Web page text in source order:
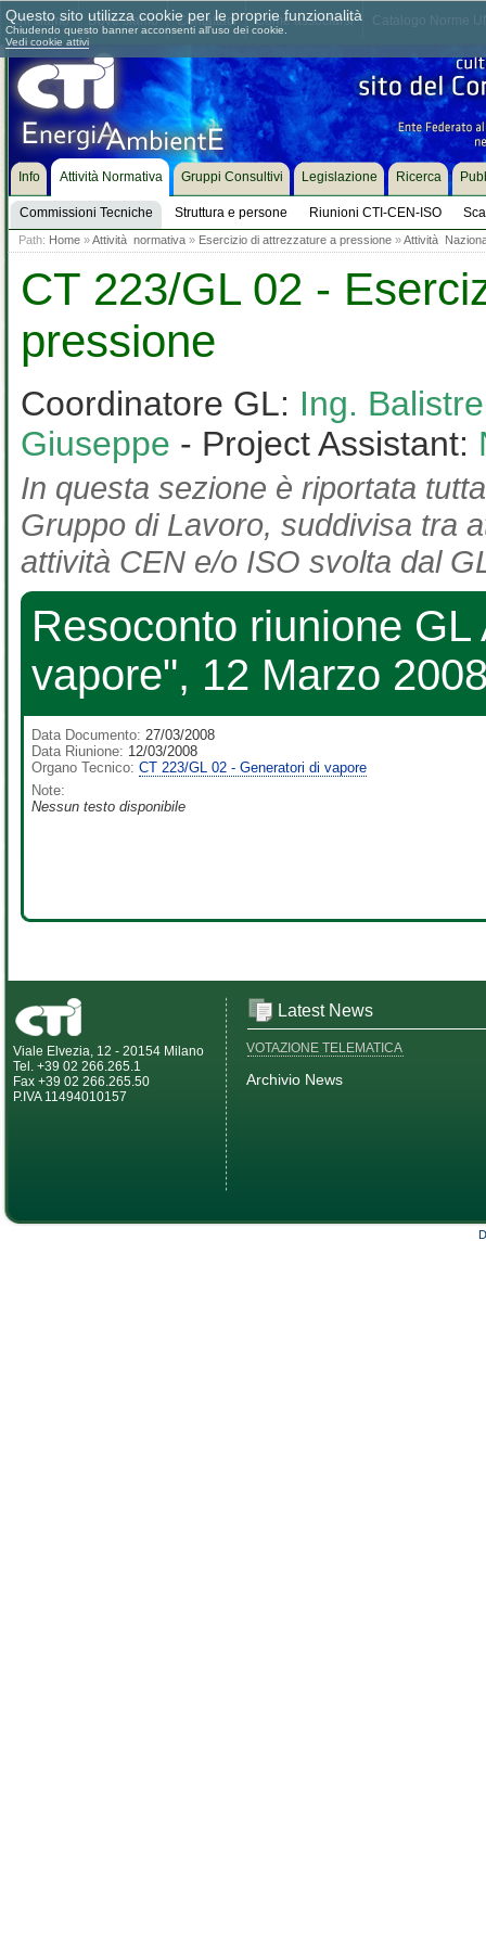
Chi siamo Dove siamo Contattaci Come associarsi
Info Attività Normativa
Commissioni Tecniche Struttura e persone Riunioni CTI-CEN-ISO
Gruppi Consultivi Legislazione Ricerca
Path: Home »Attività normativa » Esercizio di attrezzature a pressione »Attività
CT 223/GL 02 -
pressione
Coordinatore GL: Ing.
Giuseppe - Project Assistant:
In questa sezione è riportata
Gruppo di Lavoro, suddivisa tra
attività CEN e/o ISO svolta dal
Resoconto riunione
vapore", 12 Marzo
Data Documento: 27/03/2008
Data Riunione: 12/03/2008
Organo Tecnico: CT 223/GL 02 - Generatori di vapore
Note:
Nessun testo disponibile
Viale Elvezia, 12 - 20154 Milano
Tel. +39 02 266.265.1
Fax +39 02 266.265.50
P.IVA 11494010157
Latest News
VOTAZIONE TELEMATICA
Archivio News
Questo sito utilizza cookie per le proprie funzionalità
Chiudendo questo banner acconsenti all'uso dei cookie.
Vedi cookie attivi